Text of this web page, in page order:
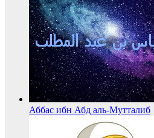
Аббас ибн Абд аль-Мутталиб